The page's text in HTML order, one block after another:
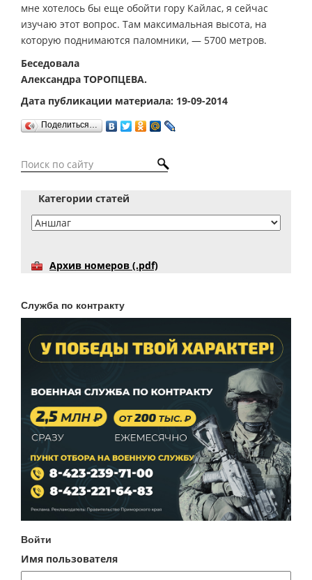
мне хотелось бы еще обойти гору Кайлас, я сейчас
изучаю этот вопрос. Там максимальная высота, на
которую поднимаются паломники, — 5700 метров.
Беседовала
Александра ТОРОПЦЕВА.
Дата публикации материала: 19-09-2014
Поделиться…
Категории статей
Архив номеров (.pdf)
Служба по контракту
Войти
Имя пользователя